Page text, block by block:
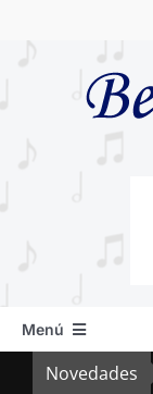
Menú
InicioNovedades